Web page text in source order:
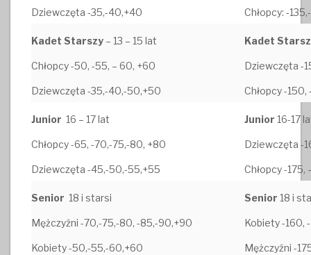
Dziewczęta -35,-40,+40 Chłopcy: -
Kadet Starszy – 13 – 15 lat
Chłopcy -50, -55, – 60, +60
Dziewczęta -35,-40,-50,+50
Kadet
Dziewczęta -
Chłopcy -150,
Junior 16 – 17 lat
Chłopcy -65, -70,-75,-80, +80
Dziewczęta -45,-50,-55,+55
Junior 16-17
Dziewczęta -
Chłopcy -175,
Senior 18 i starsi
Mężczyźni -70,-75,-80, -85,-90,+90
Kobiety -50,-55,-60,+60
Senior 18 i
Kobiety -160,
Mężczyźni -